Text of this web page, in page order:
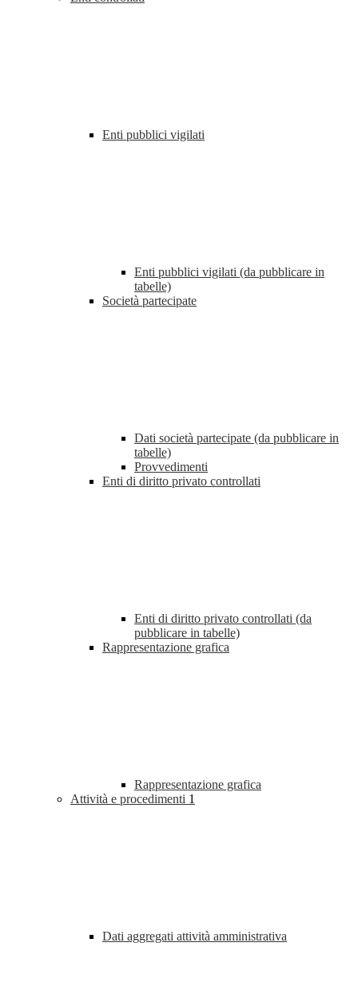
Enti pubblici vigilati
Enti pubblici vigilati (da pubblicare in
tabelle)
Società partecipate
Dati società partecipate (da pubblicare in
tabelle)
Provvedimenti
Enti di diritto privato controllati
Enti di diritto privato controllati (da
pubblicare in tabelle)
Rappresentazione grafica
Rappresentazione grafica
Attività e procedimenti 1
Dati aggregati attività amministrativa